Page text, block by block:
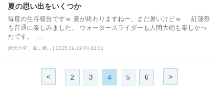
夏の思い出をいくつか
毎度の生存報告ですｗ 夏が終わりますねー。まだ暑いけどｗ 紅蓮祭
も普通に楽しみました。 ウォータースライダーも人間大砲も楽しかっ
たです。 ...
満天の空、風に乗... | 2025.09.19 Fri 02:01
< 2 3 4 5 6 >